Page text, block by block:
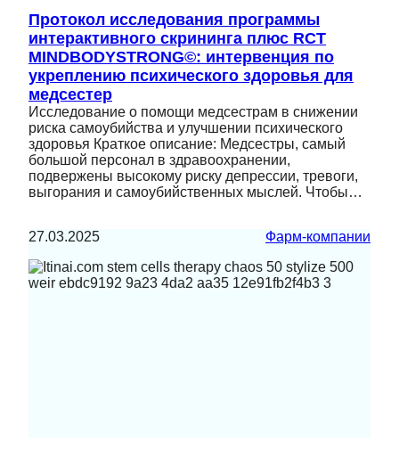
Протокол исследования программы
интерактивного скрининга плюс RCT
MINDBODYSTRONG©: интервенция по
укреплению психического здоровья для
медсестер
Исследование о помощи медсестрам в снижении
риска самоубийства и улучшении психического
здоровья Краткое описание: Медсестры, самый
большой персонал в здравоохранении,
подвержены высокому риску депрессии, тревоги,
выгорания и самоубийственных мыслей. Чтобы…
27.03.2025 Фарм-компании